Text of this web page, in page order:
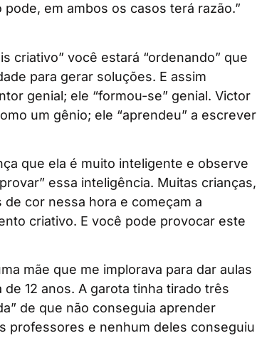
em ambos os casos terá razão.”
criativo” você estará “ordenando” que
para gerar soluções. E assim
genial; ele “formou-se” genial. Victor
um gênio; ele “aprendeu” a escrever
que ela é muito inteligente e observe
essa inteligência. Muitas crianças,
cor nessa hora e começam a
criativo. E você pode provocar este
mãe que me implorava para dar aulas
12 anos. A garota tinha tirado três
de que não conseguia aprender
professores e nenhum deles conseguiu